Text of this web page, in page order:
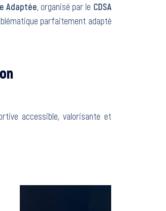
Adaptée, organisé par le CDSA
parfaitement adapté
accessible, valorisante et